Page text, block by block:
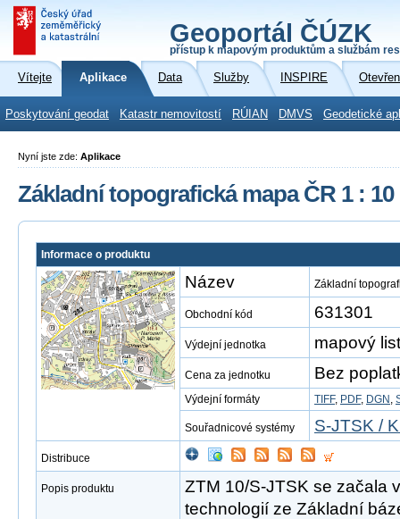
Geoportál ČÚZK
přístup k mapovým produktům a službám
Vítejte Aplikace Data Služby INSPIRE
Poskytování geodat Katastr nemovitostí RÚIAN DMVS Geodetické
Nyní jste zde: Aplikace
Základní topografická mapa ČR 1 : 10
Informace o produktu
Název Základní
Obchodní kód 631301
Výdejní jednotka mapový
Cena za jednotku Bez
Výdejní formáty TIFF, PDF, DGN ,
Souřadnicové systémy S-JTSK /
Distribuce
Popis produktu
ZTM 10/S-JTSK se začala
technologií ze Základní